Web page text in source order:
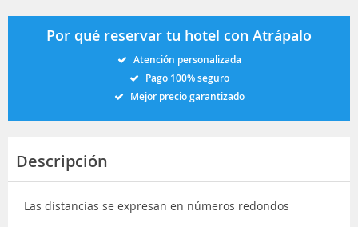
Por qué reservar tu hotel con Atrápalo
Atención personalizada
Pago 100% seguro
Mejor precio garantizado
Descripción
Las distancias se expresan en números redondos